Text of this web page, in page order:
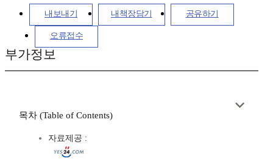
내보내기 내책장담기 공유하기
오류접수
부가정보
목차 (Table of Contents)
자료제공 :